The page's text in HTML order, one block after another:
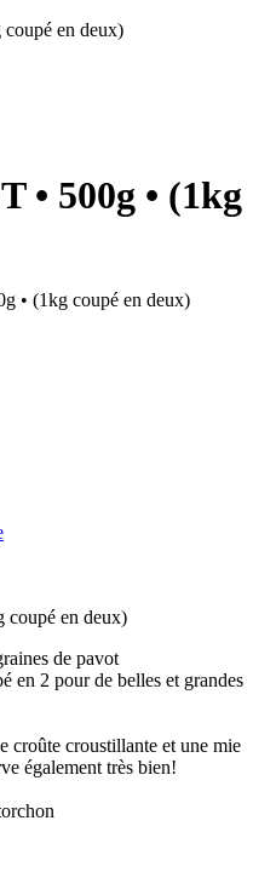
en deux)
• 500g • (1kg
de pavot
en 2 pour de belles et grandes
croûte croustillante et une mie
également très bien!